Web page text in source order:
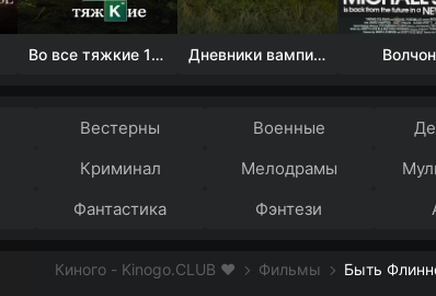
Во все тяжкие 1-5 сезон Дневники вампира (4 сезон)
Вестерны Военные
Криминал Мелодрамы
Фантастика Фэнтези
Киного - Kinogo.CLUB ❤️ Фильмы Быть